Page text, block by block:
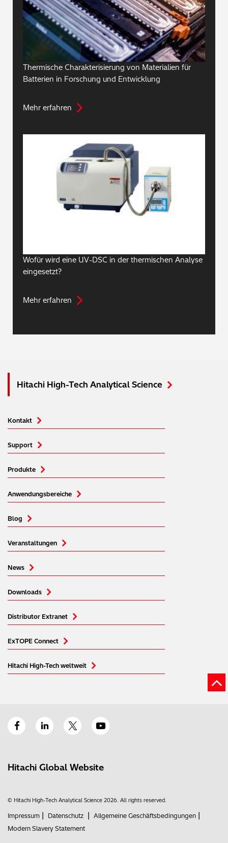
Thermische Charakterisierung von Materialien für
Batterien in Forschung und Entwicklung
Mehr erfahren
Wofür wird eine UV-DSC in der thermischen Analyse
eingesetzt?
Mehr erfahren
Hitachi High-Tech Analytical Science
Kontakt
Support
Produkte
Anwendungsbereiche
Blog
Veranstaltungen
News
Downloads
Distributor Extranet
ExTOPE Connect
Hitachi High-Tech weltweit
Hitachi Global Website
© Hitachi High-Tech Analytical Science 2026. All rights reserved.
Impressum | Datenschutz | Allgemeine Geschäftsbedingungen |
Modern Slavery Statement